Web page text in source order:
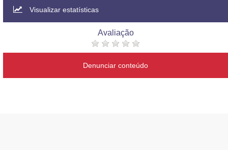
Visualizar estatísticas
Avaliação
Denunciar conteúdo